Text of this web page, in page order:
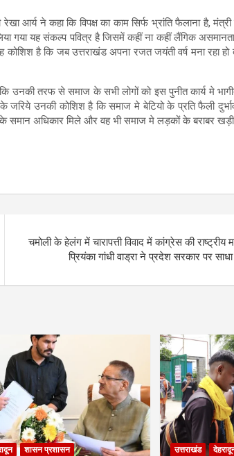
आर्य ने कहा कि विपक्ष का काम सिर्फ भ्रांति फैलाना है,
गया यह संकल्प पवित्र है जिसमें कहीं ना कहीं लैंगिक
है कि जब उत्तराखंड अपना रजत जयंती वर्ष मना रहा हो
उनकी तरफ से समाज के सभी लोगों को इस पुनीत कार्य मे
जरिये उनकी कोशिश है कि समाज मे बेटियो के प्रति फैली
के समान अधिकार मिले और वह भी समाज मे लड़कों के बराबर
चमोली के हेलंग में चारापत्ती विवाद में कांग्रेस की राष्ट्रीय
प्रियंका गांधी वाड्रा ने प्रदेश सरकार पर साधा
शासन प्रशासन उत्तराखंड